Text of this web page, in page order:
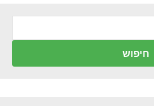
חיפוש